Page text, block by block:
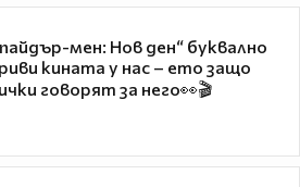
мен: Нов ден“ буквално
кината у нас – ето защо
говорят за него👀🎬